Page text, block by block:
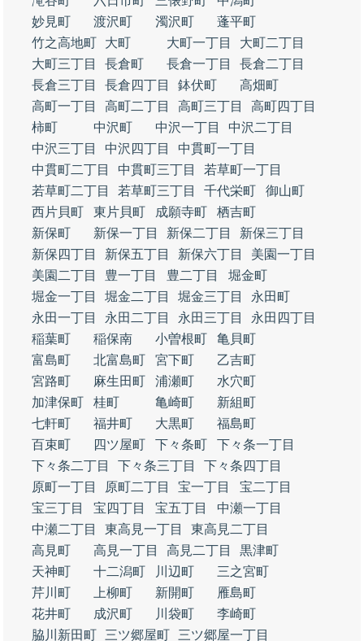
妙見町
渡沢町 濁沢町
蓬平町
竹之高地町
大町 大町一丁目
大町二丁目
大町三丁目
長倉町 長倉一丁目
長倉二丁目
長倉三丁目
長倉四丁目 鉢伏町
高畑町
高町一丁目
高町二丁目 高町三丁目
高町四丁目
柿町
中沢町 中沢一丁目
中沢二丁目
中沢三丁目
中沢四丁目
中貫町一丁目
中貫町二丁目
中貫町三丁目
若草町一丁目
若草町二丁目
若草町三丁目 千代栄町
御山町
西片貝町
東片貝町 成願寺町
栖吉町
新保町
新保一丁目 新保二丁目
新保三丁目
新保四丁目
新保五丁目 新保六丁目
美園一丁目
美園二丁目
豊一丁目 豊二丁目
堀金町
堀金一丁目
堀金二丁目 堀金三丁目
永田町
永田一丁目
永田二丁目 永田三丁目
永田四丁目
稲葉町
稲保南 小曽根町
亀貝町
富島町
北富島町 宮下町
乙吉町
宮路町
麻生田町 浦瀬町
水穴町
加津保町
桂町 亀崎町
新組町
七軒町
福井町 大黒町
福島町
百束町
四ツ屋町 下々条町
下々条一丁目
下々条二丁目
下々条三丁目
下々条四丁目
原町一丁目
原町二丁目 宝一丁目
宝二丁目
宝三丁目
宝四丁目 宝五丁目
中瀬一丁目
中瀬二丁目
東高見一丁目
東高見二丁目
高見町
高見一丁目 高見二丁目
黒津町
天神町
十二潟町 川辺町
三之宮町
芹川町
上柳町 新開町
雁島町
花井町
成沢町 川袋町
李崎町
脇川新田町
三ツ郷屋町
三ツ郷屋一丁目